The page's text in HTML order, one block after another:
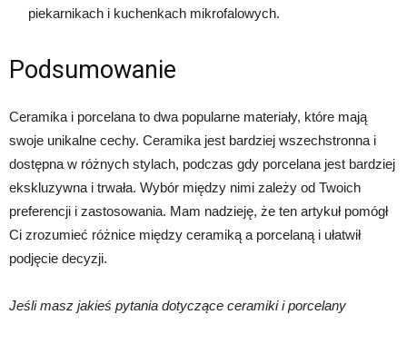
piekarnikach i kuchenkach mikrofalowych.
Podsumowanie
Ceramika i porcelana to dwa popularne materiały, które mają
swoje unikalne cechy. Ceramika jest bardziej wszechstronna i
dostępna w różnych stylach, podczas gdy porcelana jest bardziej
ekskluzywna i trwała. Wybór między nimi zależy od Twoich
preferencji i zastosowania. Mam nadzieję, że ten artykuł pomógł
Ci zrozumieć różnice między ceramiką a porcelaną i ułatwił
podjęcie decyzji.
Jeśli masz jakieś pytania dotyczące ceramiki i porcelany